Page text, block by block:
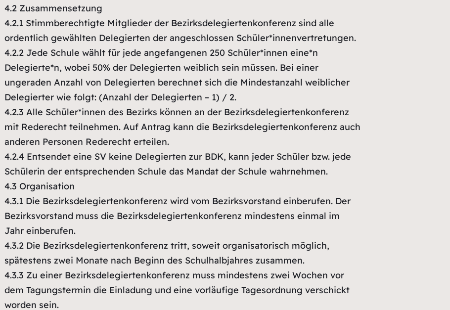
4.2Zusammensetzung
4.2.1 Stimmberechtigte Mitglieder der Bezirksdelegiertenkonferenz sind alle
ordentlich gewählten Delegierten der angeschlossen Schüler*innenvertretungen.
4.2.2Jede Schule wählt für jede angefangenen 250 Schüler*innen eine*n
Delegierte*n, wobei 50% der Delegierten weiblich sein müssen. Bei einer
ungeraden Anzahl von Delegierten berechnet sich die Mindestanzahl weiblicher
Delegierter wie folgt: (Anzahl der Delegierten – 1) / 2.
4.2.3 Alle Schüler*innen des Bezirks können an der Bezirksdelegiertenkonferenz
mit Rederecht teilnehmen. Auf Antrag kann die Bezirksdelegiertenkonferenz auch
anderen Personen Rederecht erteilen.
4.2.4Entsendet eine SV keine Delegierten zur BDK, kann jeder Schüler bzw. jede
Schülerin der entsprechenden Schule das Mandat der Schule wahrnehmen.
4.3 Organisation
4.3.1 Die Bezirksdelegiertenkonferenz wird vom Bezirksvorstand einberufen. Der
Bezirksvorstand muss die Bezirksdelegiertenkonferenz mindestens einmal im
Jahr einberufen.
4.3.2Die Bezirksdelegiertenkonferenz tritt, soweit organisatorisch möglich,
spätestens zwei Monate nach Beginn des Schulhalbjahres zusammen.
4.3.3 Zu einer Bezirksdelegiertenkonferenz muss mindestens zwei Wochen vor
dem Tagungstermin die Einladung und eine vorläufige Tagesordnung verschickt
worden sein.